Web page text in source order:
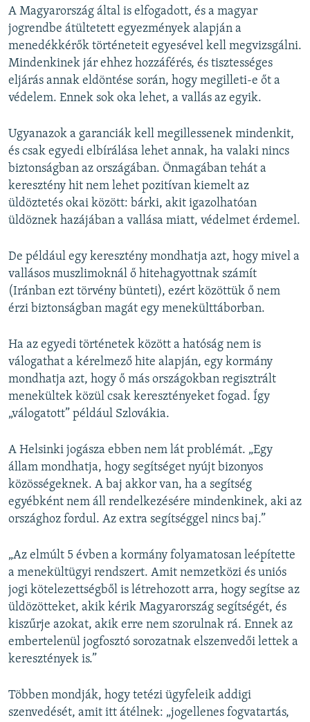
A Magyarország által is elfogadott, és a magyar
jogrendbe átültetett egyezmények alapján a
menedékkérők történeteit egyesével kell megvizsgálni.
Mindenkinek jár ehhez hozzáférés, és tisztességes
eljárás annak eldöntése során, hogy megilleti-e őt a
védelem. Ennek sok oka lehet, a vallás az egyik.
Ugyanazok a garanciák kell megillessenek mindenkit,
és csak egyedi elbírálása lehet annak, ha valaki nincs
biztonságban az országában. Önmagában tehát a
keresztény hit nem lehet pozitívan kiemelt az
üldöztetés okai között: bárki, akit igazolhatóan
üldöznek hazájában a vallása miatt, védelmet érdemel.
De például egy keresztény mondhatja azt, hogy mivel a
vallásos muszlimoknál ő hitehagyottnak számít
(Iránban ezt törvény bünteti), ezért közöttük ő nem
érzi biztonságban magát egy menekülttáborban.
Ha az egyedi történetek között a hatóság nem is
válogathat a kérelmező hite alapján, egy kormány
mondhatja azt, hogy ő más országokban regisztrált
menekültek közül csak keresztényeket fogad. Így
„válogatott” például Szlovákia.
A Helsinki jogásza ebben nem lát problémát. „Egy
állam mondhatja, hogy segítséget nyújt bizonyos
közösségeknek. A baj akkor van, ha a segítség
egyébként nem áll rendelkezésére mindenkinek, aki az
országhoz fordul. Az extra segítséggel nincs baj.”
„Az elmúlt 5 évben a kormány folyamatosan leépítette
a menekültügyi rendszert. Amit nemzetközi és uniós
jogi kötelezettségből is létrehozott arra, hogy segítse az
üldözötteket, akik kérik Magyarország segítségét, és
kiszűrje azokat, akik erre nem szorulnak rá. Ennek az
embertelenül jogfosztó sorozatnak elszenvedői lettek a
keresztények is.”
Többen mondják, hogy tetézi ügyfeleik addigi
szenvedését, amit itt átélnek: „jogellenes fogvatartás,